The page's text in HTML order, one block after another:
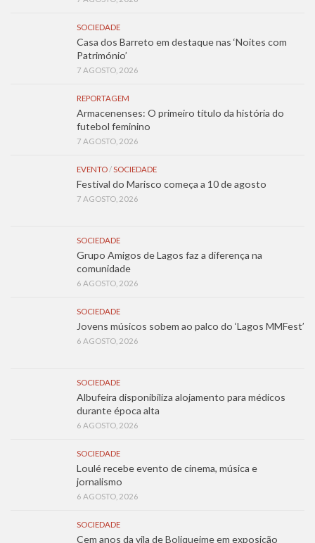
SOCIEDADE
Casa dos Barreto em destaque nas ‘Noites com
Património’
7 AGOSTO, 2026
REPORTAGEM
Armacenenses: O primeiro título da história do
futebol feminino
7 AGOSTO, 2026
EVENTO/SOCIEDADE
Festival do Marisco começa a 10 de agosto
7 AGOSTO, 2026
SOCIEDADE
Grupo Amigos de Lagos faz a diferença na
comunidade
6 AGOSTO, 2026
SOCIEDADE
Jovens músicos sobem ao palco do ‘Lagos MMFest’
6 AGOSTO, 2026
SOCIEDADE
Albufeira disponibiliza alojamento para médicos
durante época alta
6 AGOSTO, 2026
SOCIEDADE
Loulé recebe evento de cinema, música e
jornalismo
6 AGOSTO, 2026
SOCIEDADE
Cem anos da vila de Boliqueime em exposição